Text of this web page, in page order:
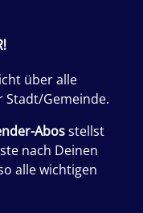
über alle
Gemeinde.
Abosstellst
nach Deinen
alle wichtigen